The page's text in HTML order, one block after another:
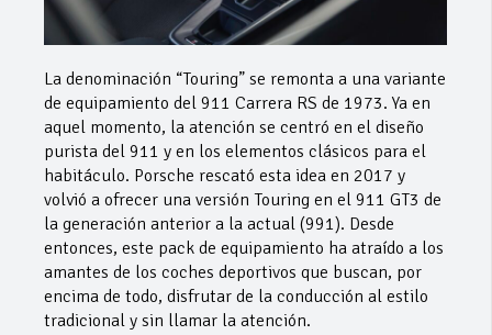
La denominación “Touring” se remonta a una variante
de equipamiento del 911 Carrera RS de 1973. Ya en
aquel momento, la atención se centró en el diseño
purista del 911 y en los elementos clásicos para el
habitáculo. Porsche rescató esta idea en 2017 y
volvió a ofrecer una versión Touring en el 911 GT3 de
la generación anterior a la actual (991). Desde
entonces, este pack de equipamiento ha atraído a los
amantes de los coches deportivos que buscan, por
encima de todo, disfrutar de la conducción al estilo
tradicional y sin llamar la atención.